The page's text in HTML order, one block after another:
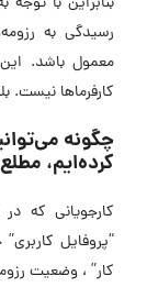
رسیدگی به
معمول باشد.
کارفرماها نیست.
چگونه
کرده‌ایم،
کارجویانی که
“پروفایل
کار” ، وضعیت